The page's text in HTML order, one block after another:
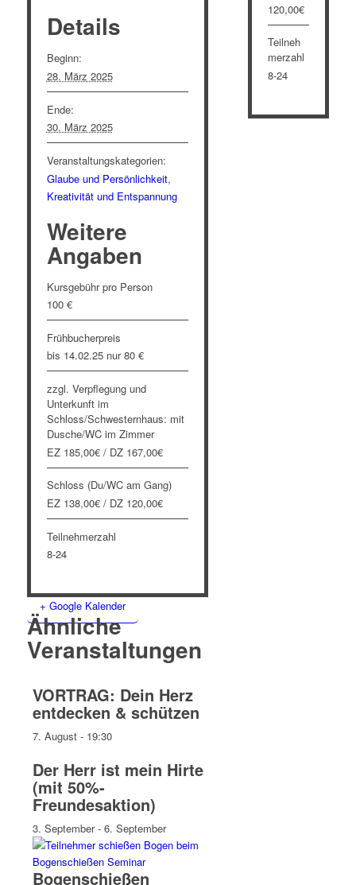
Details
Beginn:
28. März 2025
Ende:
30. März 2025
Veranstaltungskategorien:
Glaube und Persönlichkeit,
Kreativität und Entspannung
Weitere
Angaben
Kursgebühr pro Person
100 €
Frühbucherpreis
bis 14.02.25 nur 80 €
zzgl. Verpflegung und
Unterkunft im
Schloss/Schwesternhaus: mit
Dusche/WC im Zimmer
EZ 185,00€ / DZ 167,00€
Schloss (Du/WC am Gang)
EZ 138,00€ / DZ 120,00€
Teilnehmerzahl
8-24
+ Google Kalender
Ähnliche
Veranstaltungen
VORTRAG: Dein Herz
entdecken & schützen
7. August - 19:30
Der Herr ist mein Hirte
(mit 50%-
Freundesaktion)
3. September- 6. September
Bogenschießen
120,00€
Teilneh
merzahl
8-24